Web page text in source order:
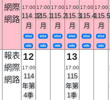
網際
網路
17:00
114.12
月
xlsx
ods
17:00
115.1
月
xlsx
ods
17:00
115.2
月
xlsx
ods
17:00
115.3
月
xlsx
ods
17:00
115.4
月
xlsx
ods
17:00
115.5
月
xlsx
ods
報表
網際
網路
12
17:00
114
年第
4季
13
17:00
115
年第
1季